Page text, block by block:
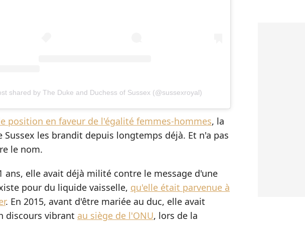
shared by The Duke and Duchess of Sussex (@sussexroyal)
position en faveur de l'égalité femmes-hommes, la
Sussex les brandit depuis longtemps déjà. Et n'a pas
le nom.
ans, elle avait déjà milité contre le message d'une
pour du liquide vaisselle, qu'elle était parvenue à
. En 2015, avant d'être mariée au duc, elle avait
discours vibrant au siège de l'ONU, lors de la